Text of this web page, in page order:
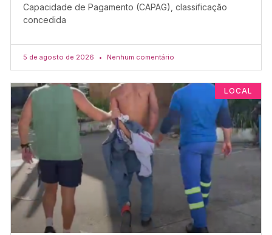
Capacidade de Pagamento (CAPAG), classificação
concedida
5 de agosto de 2026 Nenhum comentário
LOCAL